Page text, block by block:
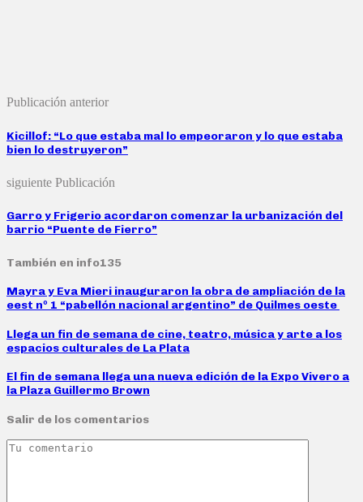
Publicación anterior
Kicillof: “Lo que estaba mal lo empeoraron y lo que estaba
bien lo destruyeron”
siguiente Publicación
Garro y Frigerio acordaron comenzar la urbanización del
barrio “Puente de Fierro”
También en info135
Mayra y Eva Mieri inauguraron la obra de ampliación de la
eest nº 1 “pabellón nacional argentino” de Quilmes oeste
Llega un fin de semana de cine, teatro, música y arte a los
espacios culturales de La Plata
El fin de semana llega una nueva edición de la Expo Vivero a
la Plaza Guillermo Brown
Salir de los comentarios